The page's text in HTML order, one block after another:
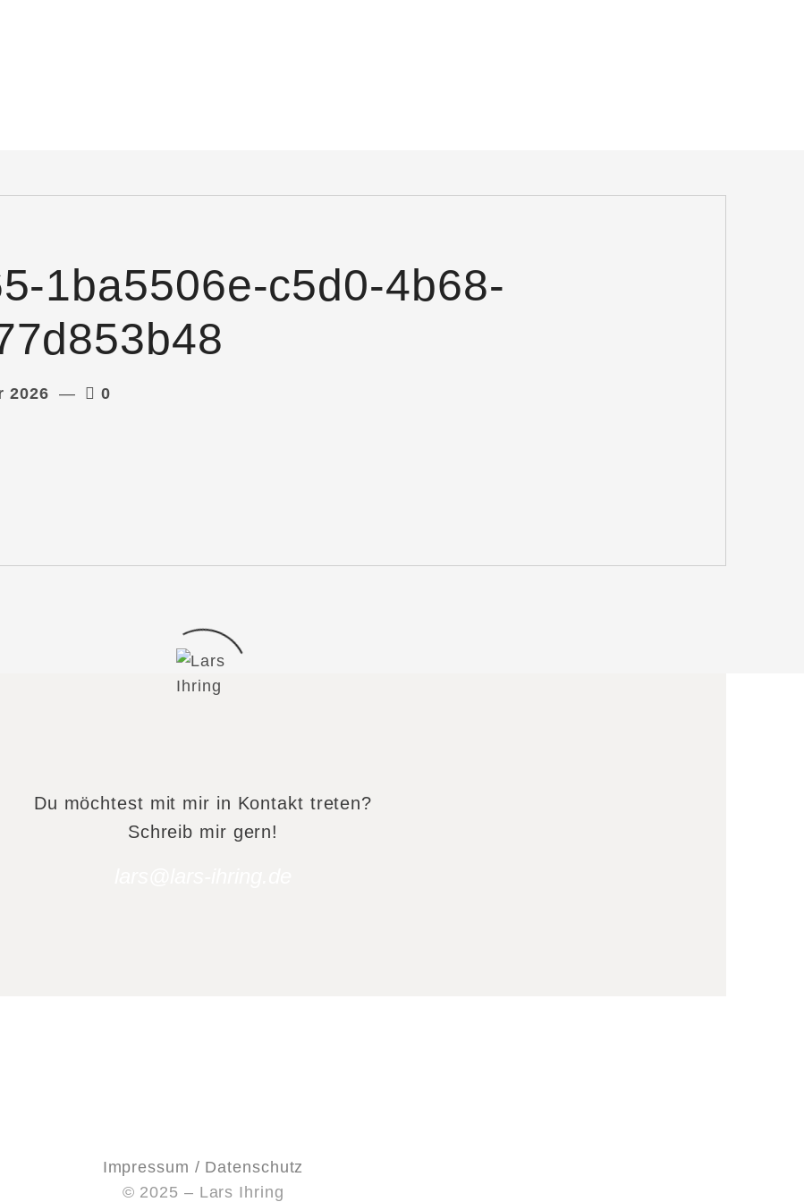
1ba5506e-c5d0-4b68-
2026 0
Du möchtest mit mir in Kontakt treten?
Schreib mir gern!
Impressum / Datenschutz
© 2025 – Lars Ihring